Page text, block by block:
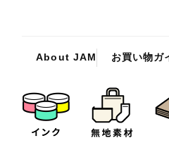
About JAM お買い物ガ